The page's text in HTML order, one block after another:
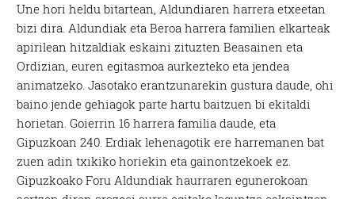
Une hori heldu bitartean, Aldundiaren harrera etxeetan
bizi dira. Aldundiak eta Beroa harrera familien elkarteak
apirilean hitzaldiak eskaini zituzten Beasainen eta
Ordizian, euren egitasmoa aurkezteko eta jendea
animatzeko. Jasotako erantzunarekin gustura daude, ohi
baino jende gehiagok parte hartu baitzuen bi ekitaldi
horietan. Goierrin 16 harrera familia daude, eta
Gipuzkoan 240. Erdiak lehenagotik ere harremanen bat
zuen adin txikiko horiekin eta gainontzekoek ez.
Gipuzkoako Foru Aldundiak haurraren egunerokoan